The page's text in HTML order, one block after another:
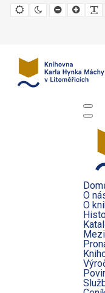
Default
mode
Night
mode
Set
smaller
Set
larger
O
O